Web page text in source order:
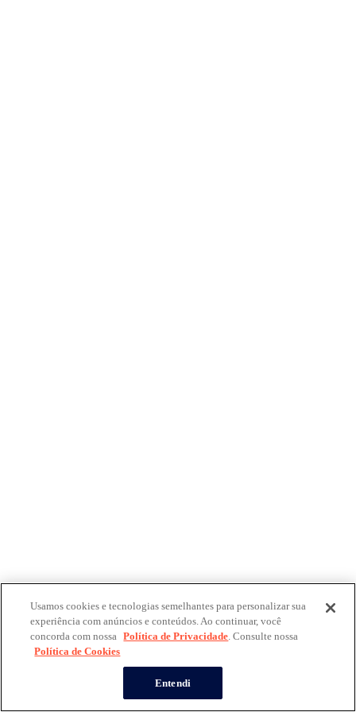
Usamos cookies e tecnologias semelhantes para personalizar sua
experiência com anúncios e conteúdos. Ao continuar, você
concorda com nossa Política de Privacidade. Consulte nossa
Política de Cookies
Entendi